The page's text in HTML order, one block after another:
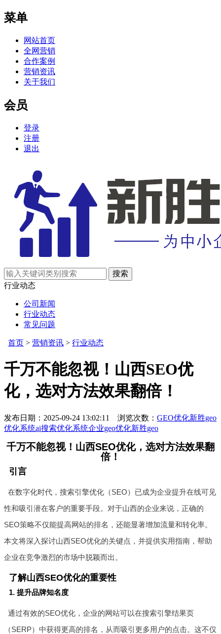
菜单
网站首页
全网营销
合作案例
营销资讯
关于我们
会员
登录
注册
退出
行业动态
公司新闻
行业动态
常见问题
首页 > 营销资讯 > 行业动态
千万不能忽视！山西SEO优
化，选对方法效果翻倍！
发布日期：2025-09-24 13:02:11 浏览次数： GEO优化新胜geo
优化系统ai搜索优化系统企业geo优化新胜geo
千万不能忽视！山西SEO优化，选对方法效果翻
倍！
引言
在数字化时代，搜索引擎优化（SEO）已成为企业提升在线可见
性和吸引潜在客户的重要手段。对于山西的企业来说，正确的
SEO策略不仅能提高网站的排名，还能显著增加流量和转化率。
本文将深入探讨山西SEO优化的关键点，并提供实用指南，帮助
企业在竞争激烈的市场中脱颖而出。
了解山西SEO优化的重要性
1. 提升品牌知名度
通过有效的SEO优化，企业的网站可以在搜索引擎结果页
（SERP）中获得更高的排名，从而吸引更多用户的点击。这不仅